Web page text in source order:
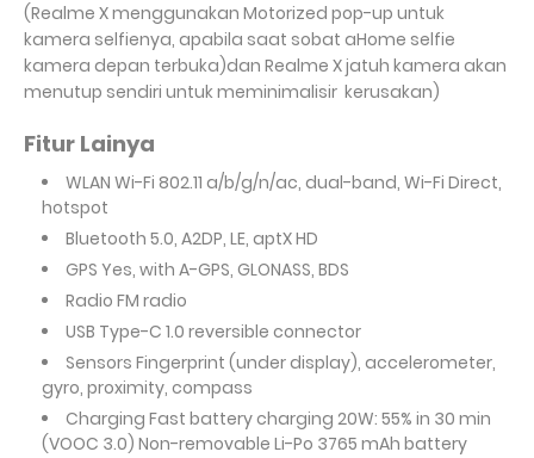
(Realme X menggunakan Motorized pop-up untuk
kamera selfienya, apabila saat sobat aHome selfie
kamera depan terbuka)dan Realme X jatuh kamera akan
menutup sendiri untuk meminimalisir kerusakan)
Fitur Lainya
WLAN Wi-Fi 802.11 a/b/g/n/ac, dual-band, Wi-Fi Direct,
hotspot
Bluetooth 5.0, A2DP, LE, aptX HD
GPS Yes, with A-GPS, GLONASS, BDS
Radio FM radio
USB Type-C 1.0 reversible connector
Sensors Fingerprint (under display), accelerometer,
gyro, proximity, compass
Charging Fast battery charging 20W: 55% in 30 min
(VOOC 3.0) Non-removable Li-Po 3765 mAh battery